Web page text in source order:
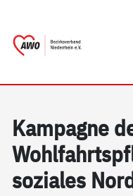
Kampagne
soziales